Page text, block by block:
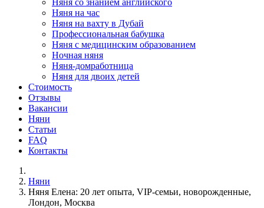
Няня со знанием английского
Няня на час
Няня на вахту в Дубай
Профессиональная бабушка
Няня с медицинским образованием
Ночная няня
Няня-домработница
Няня для двоих детей
Стоимость
Отзывы
Вакансии
Няни
Статьи
FAQ
Контакты
Няни
Няня Елена: 20 лет опыта, VIP-семьи, новорожденные,
Лондон, Москва